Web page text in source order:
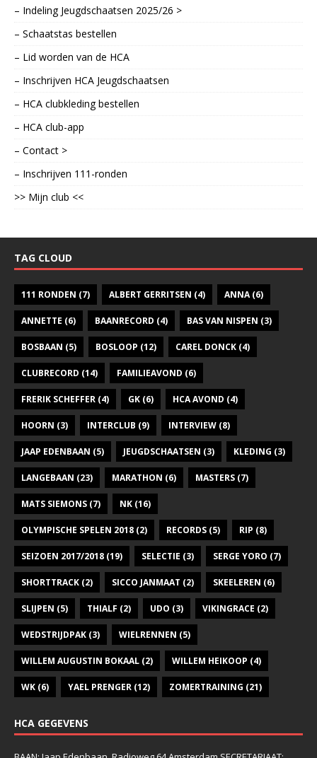
– Indeling Jeugdschaatsen 2025/26 >
– Schaatstas bestellen
– Lid worden van de HCA
– Inschrijven HCA Jeugdschaatsen
– HCA clubkleding bestellen
– HCA club-app
– Contact >
– Inschrijven 111-ronden
>> Mijn club <<
TAG CLOUD
111 RONDEN (7) ALBERT GERRITSEN (4) ANNA(6)
ANNETTE (6) BAANRECORD (4) BAS VAN NISPEN (3)
BOSBAAN (5) BOSLOOP (12) CAREL DONCK (4)
CLUBRECORD (14) FAMILIEAVOND (6)
FRERIK SCHEFFER (4) GK (6) HCA AVOND (4)
HOORN (3) INTERCLUB (9) INTERVIEW (8)
JAAP EDENBAAN (5) JEUGDSCHAATSEN (3) KLEDING (3)
LANGEBAAN (23) MARATHON (6) MASTERS (7)
MATS SIEMONS (7) NK (16)
OLYMPISCHE SPELEN 2018 (2) RECORDS (5) RIP (8)
SEIZOEN 2017/2018 (19) SELECTIE (3) SERGE YORO (7)
SHORTTRACK (2) SICCO JANMAAT (2) SKEELEREN (6)
SLIJPEN (5) THIALF (2) UDO (3) VIKINGRACE (2)
WEDSTRIJDPAK (3) WIELRENNEN (5)
WILLEM AUGUSTIN BOKAAL (2) WILLEM HEIKOOP (4)
WK (6) YAEL PRENGER (12) ZOMERTRAINING (21)
HCA GEGEVENS